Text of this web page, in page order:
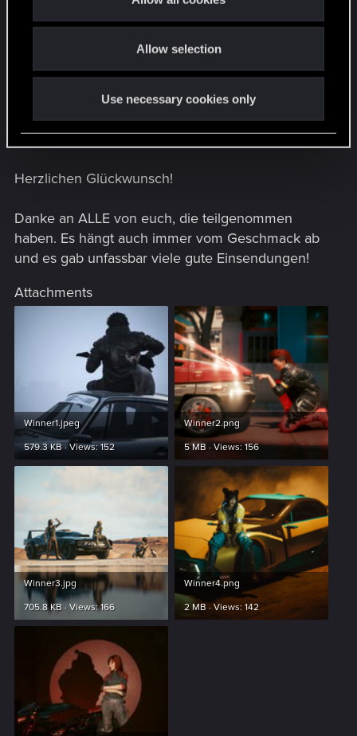
Allow selection
Use necessary cookies only
- risingaanxiety
- HENESJAM
- dancantsleep
Herzlichen Glückwunsch!
Danke an ALLE von euch, die teilgenommen
haben. Es hängt auch immer vom Geschmack ab
und es gab unfassbar viele gute Einsendungen!
Attachments
Winner1.jpeg
579.3 KB · Views: 152
Winner2.png
5 MB · Views: 156
Winner3.jpg
705.8 KB · Views: 166
Winner4.png
2 MB · Views: 142